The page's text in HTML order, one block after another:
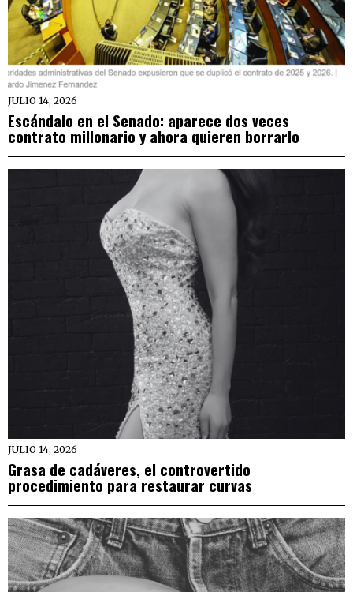
JULIO 14, 2026
Escándalo en el Senado: aparece dos veces
contrato millonario y ahora quieren borrarlo
JULIO 14, 2026
Grasa de cadáveres, el controvertido
procedimiento para restaurar curvas